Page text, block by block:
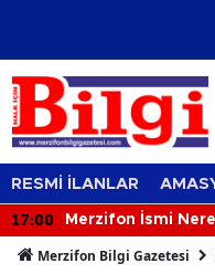
RESMİ İLANLAR
17:00
Merzifon İsmi
Merzifon Bilgi Gazetesi